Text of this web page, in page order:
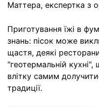
Маттера, експертка з
Приготування їжі в
знань: пісок може
щастя, деякі
"геотермальній
влітку самим
традиції.